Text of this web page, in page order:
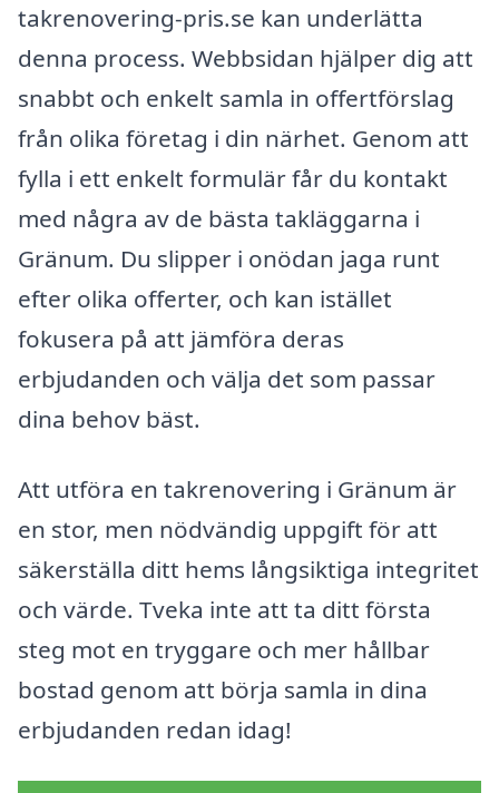
takrenovering-pris.se kan underlätta
denna process. Webbsidan hjälper dig att
snabbt och enkelt samla in offertförslag
från olika företag i din närhet. Genom att
fylla i ett enkelt formulär får du kontakt
med några av de bästa takläggarna i
Gränum. Du slipper i onödan jaga runt
efter olika offerter, och kan istället
fokusera på att jämföra deras
erbjudanden och välja det som passar
dina behov bäst.
Att utföra en takrenovering i Gränum är
en stor, men nödvändig uppgift för att
säkerställa ditt hems långsiktiga integritet
och värde. Tveka inte att ta ditt första
steg mot en tryggare och mer hållbar
bostad genom att börja samla in dina
erbjudanden redan idag!